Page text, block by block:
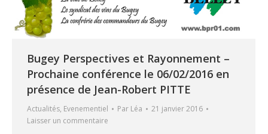
Bugey Perspectives et Rayonnement –
Prochaine conférence le 06/02/2016 en
présence de Jean-Robert PITTE
Actualités, Evenementiel Par Léa
21 janvier 2016
Laisser un commentaire